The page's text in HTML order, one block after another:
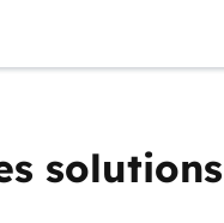
solutions